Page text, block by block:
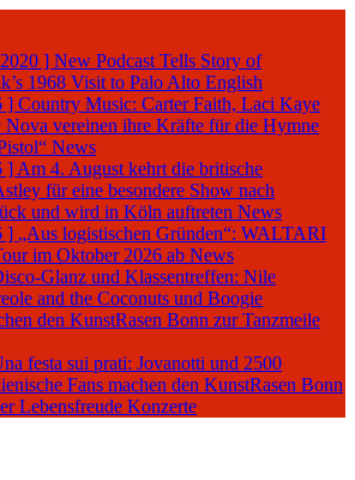
] New Podcast Tells Story of
1968 Visit to Palo Alto English
] Country Music: Carter Faith, Laci Kaye
vereinen ihre Kräfte für die Hymne
News
] Am 4. August kehrt die britische
für eine besondere Show nach
und wird in Köln auftreten News
] „Aus logistischen Gründen“: WALTARI
im Oktober 2026 ab News
Glanz und Klassentreffen: Nile
and the Coconuts und Boogie
den KunstRasen Bonn zur Tanzmeile
festa sui prati: Jovanotti und 2500
Fans machen den KunstRasen Bonn
Lebensfreude Konzerte